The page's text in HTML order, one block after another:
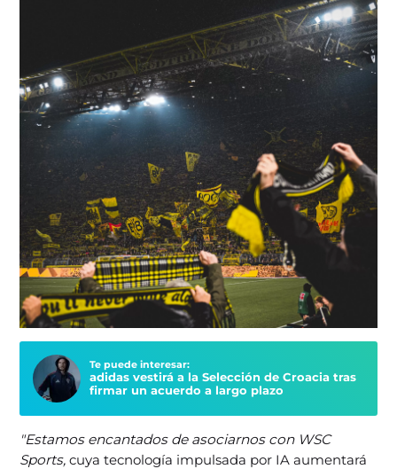
Te puede interesar:
adidas vestirá a la Selección de Croacia tras
firmar un acuerdo a largo plazo
"Estamos encantados de asociarnos con WSC
Sports, cuya tecnología impulsada por IA aumentará